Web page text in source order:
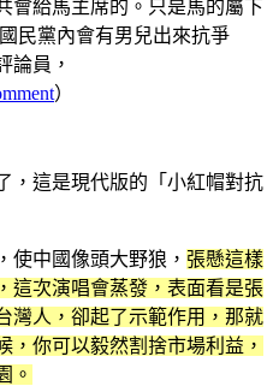
會給馬主席的。只是馬的屬下
民黨內會有男兒出來抗爭
論員，
）
，這是現代版的「小紅帽對抗
使中國像頭大野狼， 張懸這樣
這次演唱會蒸發，表面看是張
灣人，卻起了示範作用，那就
，你可以毅然割捨市場利益，
。